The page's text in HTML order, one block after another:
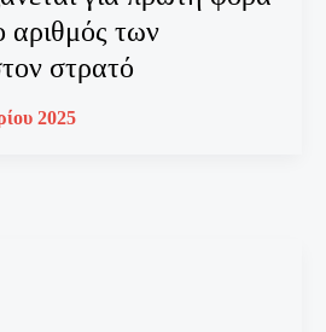
αριθμός των
στρατό
2025